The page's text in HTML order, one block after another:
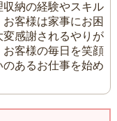
納の経験やスキル
客様は家事にお困
変感謝されるやりが
客様の毎日を笑顔
あるお仕事を始め